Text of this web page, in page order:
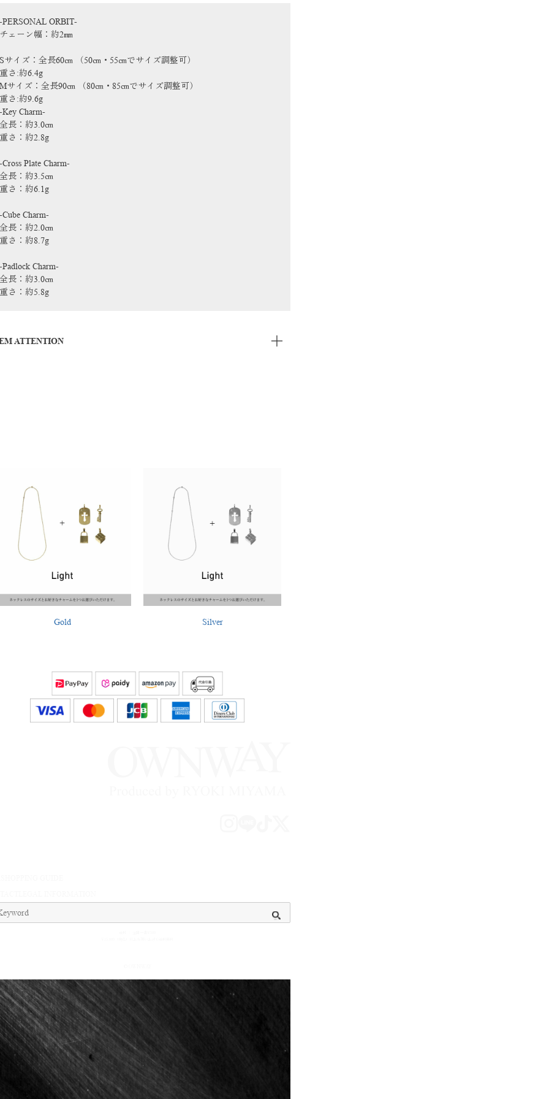
-PERSONAL ORBIT-
チェーン幅：約2㎜
Sサイズ：全長60㎝ （50㎝・55㎝でサイズ調整可）
重さ:約6.4g
Mサイズ：全長90㎝ （80㎝・85㎝でサイズ調整可）
重さ:約9.6g
-Key Charm-
全長：約3.0㎝
重さ：約2.8g
-Cross Plate Charm-
全長：約3.5㎝
重さ：約6.1g
-Cube Charm-
全長：約2.0㎝
重さ：約8.7g
-Padlock Charm-
全長：約3.0㎝
重さ：約5.8g
ATTENTION
Gold Silver